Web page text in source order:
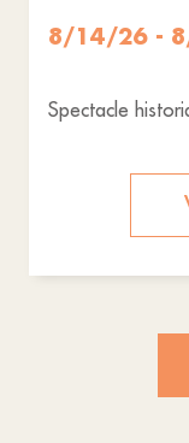
8/14/26 -
Spectacle